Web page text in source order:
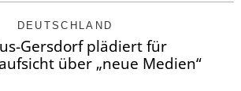
DEUTSCHLAND
Gersdorf plädiert für
über „neue Medien“